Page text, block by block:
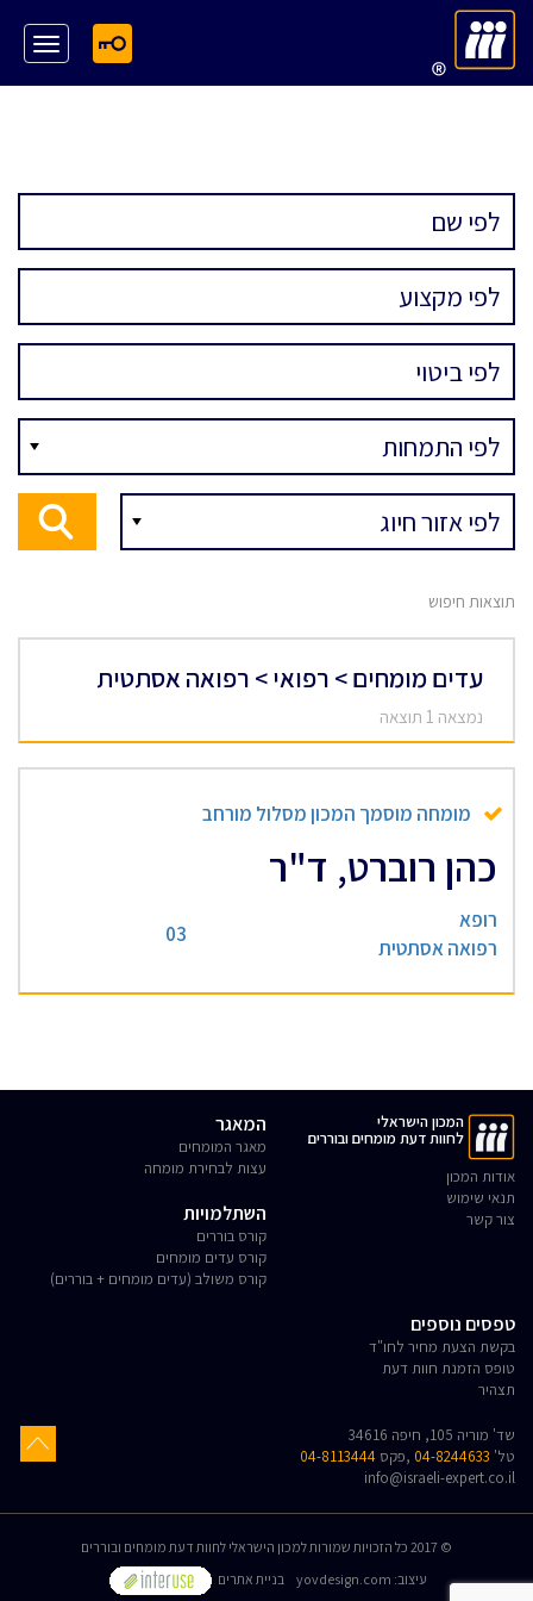
תוצאות חיפוש
עדים מומחים > רפואי > רפואה אסתטית
נמצאה 1 תוצאה
מומחה מוסמך המכון מסלול מורחב
כהן רוברט, ד"ר
רופא
רפואה אסתטית
03
המכון הישראלי
לחוות דעת מומחים ובוררים
אודות המכון
תנאי שימוש
צור קשר
המאגר
מאגר המומחים
עצות לבחירת מומחה
השתלמויות
קורס בוררים
קורס עדים מומחים
קורס משולב (עדים מומחים + בוררים)
טפסים נוספים
בקשת הצעת מחיר לחו"ד
טופס הזמנת חוות דעת
תצהיר
שד' מוריה 105, חיפה 34616
טל' 04-8244633 ,פקס 04-8113444
info@israeli-expert.co.il
© 2017 כל הזכויות שמורות למכון הישראלי לחוות דעת מומחים ובוררים
בניית אתרים
yovdesign.com :עיצוב